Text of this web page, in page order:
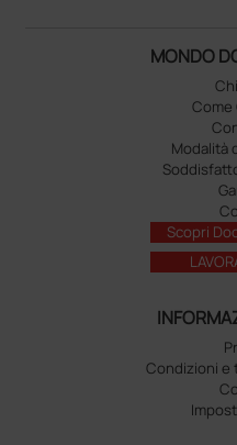
MONDO
Come
Modalità
Scopri
Condizioni e